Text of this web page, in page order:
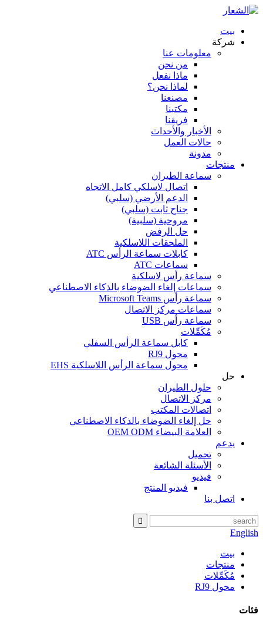
بيت
شركة
معلومات عنا
من نحن
ماذا نفعل
لماذا نحن؟
مصنعنا
مكتبنا
فريقنا
الأخبار والأحداث
حالات العمل
مدونة
منتجات
سماعة الطيران
اتصال لاسلكي كامل الاتجاه
الدعم الأرضي (سلبي)
جناح ثابت (سلبي)
مروحية (سلبية)
حل الرفض
الملحقات اللاسلكية
كابلات سماعة الرأس ATC
سماعات ATC
سماعة رأس لاسلكية
سماعات إلغاء الضوضاء بالذكاء الاصطناعي
سماعة رأس Microsoft Teams
سماعات مركز الاتصال
سماعة رأس USB
مُكَمِّلات
كابل سماعة الرأس السفلي
محول RJ9
محول سماعة الرأس اللاسلكية EHS
حل
حلول الطيران
مركز الاتصال
اتصالات المكتب
حل إلغاء الضوضاء بالذكاء الاصطناعي
العلامة البيضاء OEM ODM
يدعم
تحميل
الأسئلة الشائعة
فيديو
فيديو المنتج
اتصل بنا
English
بيت
منتجات
مُكَمِّلات
محول RJ9
فئات